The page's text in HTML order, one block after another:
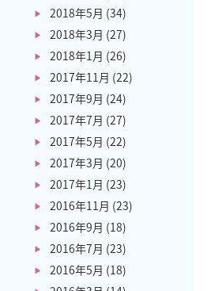
2018年5月 (34)
2018年3月 (27)
2018年1月 (26)
2017年11月 (22)
2017年9月 (24)
2017年7月 (27)
2017年5月 (22)
2017年3月 (20)
2017年1月 (23)
2016年11月 (23)
2016年9月 (18)
2016年7月 (23)
2016年5月 (18)